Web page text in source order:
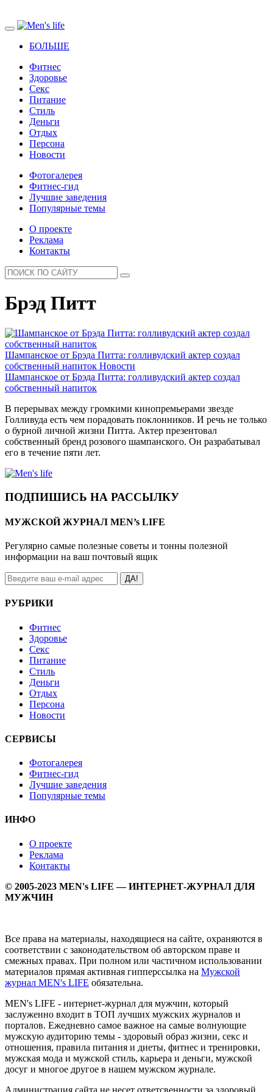
БОЛЬШЕ
Фитнес
Здоровье
Секс
Питание
Стиль
Деньги
Отдых
Персона
Новости
Фотогалерея
Фитнес-гид
Лучшие заведения
Популярные темы
О проекте
Реклама
Контакты
Брэд Питт
Шампанское от Брэда Питта: голливудский актер создал
собственный напиток Новости
Шампанское от Брэда Питта: голливудский актер создал
собственный напиток
В перерывах между громкими кинопремьерами звезде
Голливуда есть чем порадовать поклонников. И речь не только
о бурной личной жизни Питта. Актер презентовал
собственный бренд розового шампанского. Он разрабатывал
его в течение пяти лет.
ПОДПИШИСЬ НА РАССЫЛКУ
МУЖСКОЙ ЖУРНАЛ MEN’s LIFE
Регулярно самые полезные советы и тонны полезной
информации на ваш почтовый ящик
ДА!
РУБРИКИ
Фитнес
Здоровье
Секс
Питание
Стиль
Деньги
Отдых
Персона
Новости
СЕРВИСЫ
Фотогалерея
Фитнес-гид
Лучшие заведения
Популярные темы
ИНФО
О проекте
Реклама
Контакты
© 2005-2023 MEN's LIFE — ИНТЕРНЕТ-ЖУРНАЛ ДЛЯ
МУЖЧИН
Все права на материалы, находящиеся на сайте, охраняются в
соответствии с законодательством об авторском праве и
смежных правах. При полном или частичном использовании
материалов прямая активная гипперссылка на Мужской
журнал MEN's LIFE обязательна.
MEN's LIFE - интернет-журнал для мужчин, который
заслуженно входит в ТОП лучших мужских журналов и
порталов. Ежедневно самое важное на самые волнующие
мужскую аудиторию темы - здоровый образ жизни, секс и
отношения, правила питания и диеты, фитнес и тренировки,
мужская мода и мужской стиль, карьера и деньги, мужской
досуг и многое другое в нашем мужском журнале.
Администрация сайта не несет ответсвенности за здоровый